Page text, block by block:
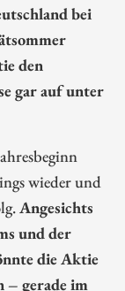
bei
den
gar auf unter
wieder und
Angesichts
und der
die Aktie
– gerade im